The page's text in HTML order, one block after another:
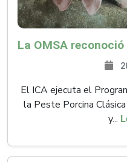
El ICA ejecuta el
la Peste Porcina
y...